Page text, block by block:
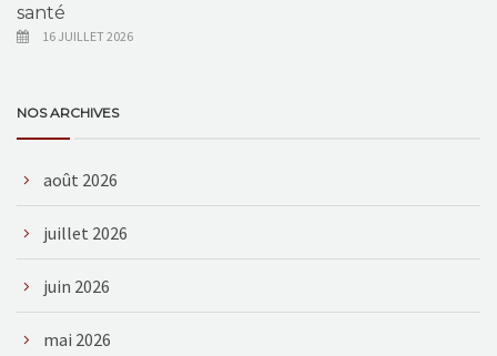
santé
16 JUILLET 2026
NOS ARCHIVES
août 2026
juillet 2026
juin 2026
mai 2026